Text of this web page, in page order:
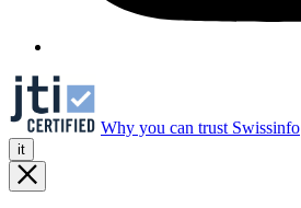
Why you can trust Swissinfo
it